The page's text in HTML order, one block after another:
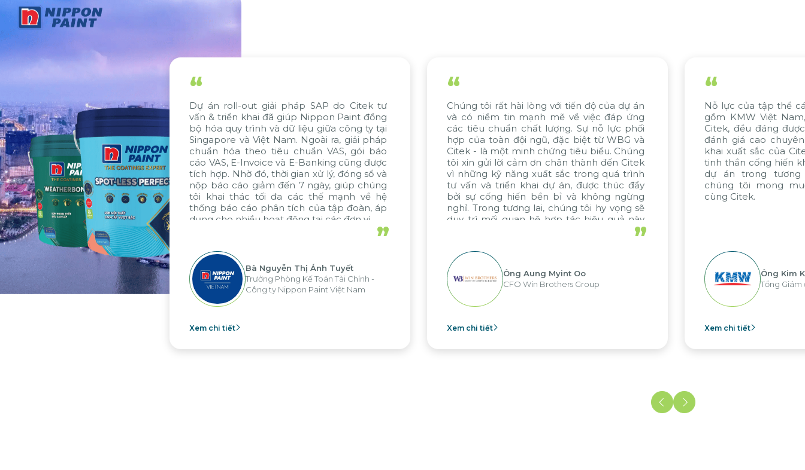
“
Dự án roll-out giải pháp SAP do Citek tư
vấn & triển khai đã giúp Nippon Paint đồng
bộ hóa quy trình và dữ liệu giữa công ty tại
Singapore và Việt Nam. Ngoài ra, giải pháp
chuẩn hóa theo tiêu chuẩn VAS, gói báo
cáo VAS, E-Invoice và E-Banking cũng được
tích hợp. Nhờ đó, thời gian xử lý, đóng sổ và
nộp báo cáo giảm đến 7 ngày, giúp chúng
tôi khai thác tối đa các thế mạnh về hệ
thống báo cáo phân tích của tập đoàn, áp
dụng cho nhiều hoạt động tại các đơn vị
Bà Nguyễn Thị Ánh Tuyết
Trưởng Phòng Kế Toán Tài Chính -
Công ty Nippon Paint Việt Nam
Chúng tôi rất hài lòng với tiến độ của dự án
và có niềm tin mạnh mẽ về việc đáp ứng
các tiêu chuẩn chất lượng. Sự nỗ lực phối
hợp của toàn đội ngũ, đặc biệt từ WBG và
Citek - là một minh chứng tiêu biểu. Chúng
tôi xin gửi lời cảm ơn chân thành đến Citek
vì những kỹ năng xuất sắc trong quá trình
tư vấn và triển khai dự án, được thúc đẩy
bởi sự cống hiến bền bỉ và không ngừng
nghỉ. Trong tương lai, chúng tôi hy vọng sẽ
duy trì mối quan hệ hợp tác hiệu quả này
với Citek trong các dự án sắp tới.
Ông Aung Myint Oo
CFO Win Brothers Group
Nỗ lực của tập thể các bên liên quan, bao
gồm KMW Việt Nam, KMW Hàn Quốc và
Citek, đều đáng được ghi nhận. Chúng tôi
đánh giá cao chuyên môn tư vấn và triển
khai xuất sắc của Citek, được thể hiện qua
tinh thần cống hiến không ngừng. Nếu các
dự án trong tương lai được thực hiện,
chúng tôi mong muốn tiếp tục hợp tác
cùng Citek.
Tổng Giám đốc KMW Việt Nam